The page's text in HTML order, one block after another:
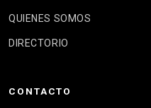
QUIENES SOMOS
DIRECTORIO
CONTACTO